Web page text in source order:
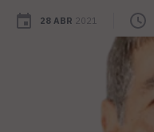
28 ABR 2021